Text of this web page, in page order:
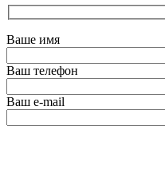
Ваше имя
Ваш телефон
Ваш e-mail